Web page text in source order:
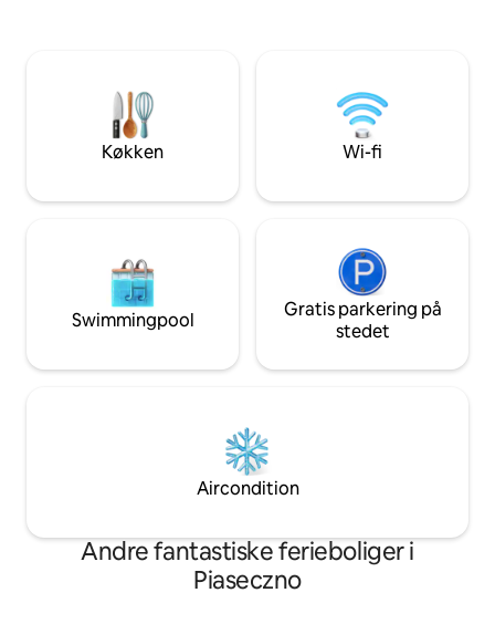
faciliteter af høj kvalitet et behageligt
ophold. Ideel til familier og grupper, der
ønsker en afslappende ferie tæt på
indkørsel/garage Rummelig, solrig og
omgivet af
udstyret køkken,
vaskemaskine/
Køkken Wi-fi
Swimmingpool
Gratis parkering på
stedet
Aircondition
Andre fantastiske ferieboliger i
Piaseczno